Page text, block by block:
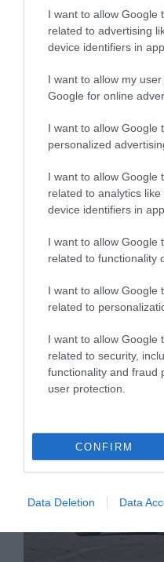
I want to allow Google
related to advertising
device identifiers in
I want to allow my
Google for online
I want to allow Google
personalized
I want to allow Google
related to analytics
device identifiers in
I want to allow Google
related to functionality
I want to allow Google
related to
I want to allow Google
related to security,
functionality and fraud
user protection.
CONFIRM
Data Deletion Data
között
2025. augusztus 08. |
Személyauto Új| Címkék:
Super Duty
Az ausztrál Ford
a szélsőséges
államban található
Ground tesztpályán
és szó szerint
kiderüljön, hogyan